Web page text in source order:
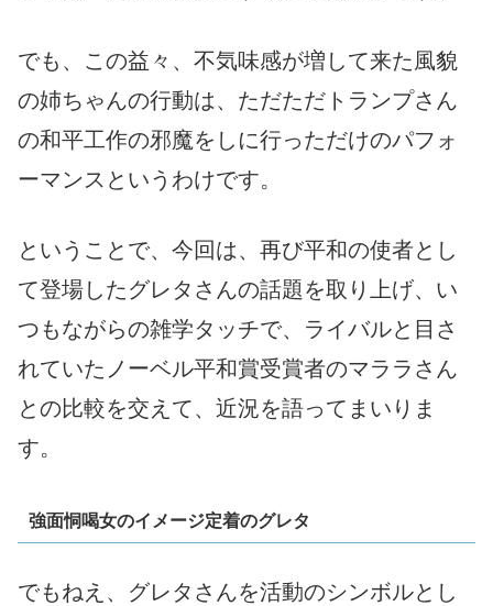
でも、この益々、不気味感が増して来た風貌
の姉ちゃんの行動は、ただただトランプさん
の和平工作の邪魔をしに行っただけのパフォ
ーマンスというわけです。
ということで、今回は、再び平和の使者とし
て登場したグレタさんの話題を取り上げ、い
つもながらの雑学タッチで、ライバルと目さ
れていたノーベル平和賞受賞者のマララさん
との比較を交えて、近況を語ってまいりま
す。
強面恫喝女のイメージ定着のグレタ
でもねえ、グレタさんを活動のシンボルとし